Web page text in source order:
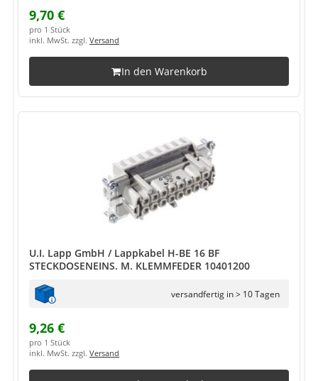
9,70 €
pro 1 Stück
inkl. MwSt. zzgl. Versand
In den Warenkorb
U.I. Lapp GmbH / Lappkabel H-BE 16 BF
STECKDOSENEINS. M. KLEMMFEDER 10401200
versandfertig in > 10 Tagen
9,26 €
pro 1 Stück
inkl. MwSt. zzgl. Versand